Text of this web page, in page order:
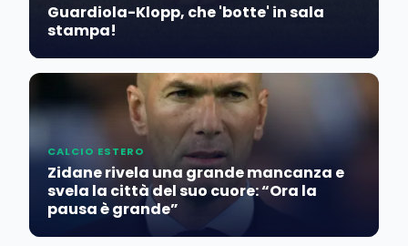
Guardiola-Klopp, che 'botte' in sala
stampa!
CALCIO ESTERO
Zidane rivela una grande mancanza e
svela la città del suo cuore: “Ora la
pausa è grande”